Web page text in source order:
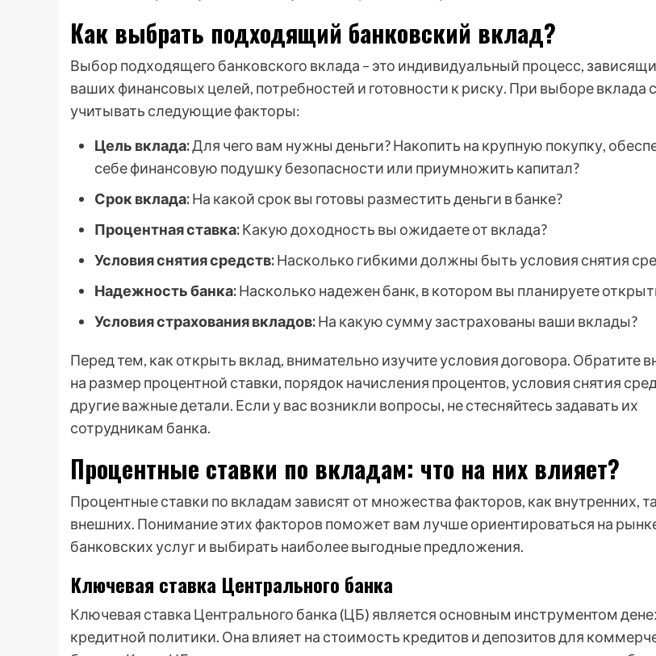
Как выбрать подходящий банковский вклад?
Выбор подходящего банковского вклада – это индивидуальный процесс,
ваших финансовых целей, потребностей и готовности к риску. При выборе вклада
учитывать следующие факторы:
Цель вклада:Для чего вам нужны деньги? Накопить на крупную покупку,
себе финансовую подушку безопасности или приумножить капитал?
Срок вклада:На какой срок вы готовы разместить деньги в банке?
Процентная ставка:Какую доходность вы ожидаете от вклада?
Условия снятия средств:Насколько гибкими должны быть условия снятия
Надежность банка:Насколько надежен банк, в котором вы планируете
Условия страхования вкладов:На какую сумму застрахованы ваши вклады?
Перед тем, как открыть вклад, внимательно изучите условия договора. Обратите
на размер процентной ставки, порядок начисления процентов, условия снятия
другие важные детали. Если у вас возникли вопросы, не стесняйтесь задавать их
сотрудникам банка.
Процентные ставки по вкладам: что на них влияет?
Процентные ставки по вкладам зависят от множества факторов, как внутренних,
внешних. Понимание этих факторов поможет вам лучше ориентироваться на
банковских услуг и выбирать наиболее выгодные предложения.
Ключевая ставка Центрального банка
Ключевая ставка Центрального банка (ЦБ) является основным инструментом
кредитной политики. Она влияет на стоимость кредитов и депозитов для